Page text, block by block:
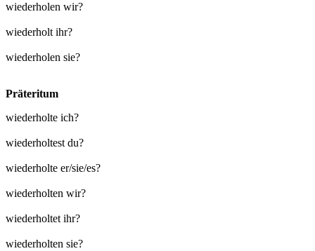
wiederholen wir?
wiederholt ihr?
wiederholen sie?
Präteritum
wiederholte ich?
wiederholtest du?
wiederholte er/sie/es?
wiederholten wir?
wiederholtet ihr?
wiederholten sie?